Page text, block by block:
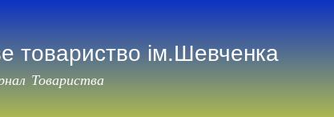
основного
матеріалу
товариство ім.Шевченка
Товариства